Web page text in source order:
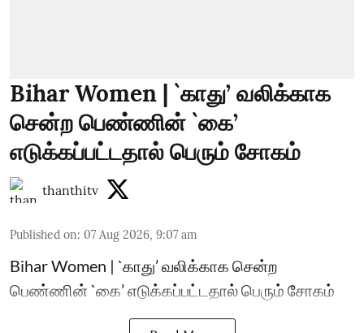
Bihar Women | `காது’ வலிக்காக
சென்ற பெண்ணின் `கை’
எடுக்கப்பட்டதால் பெரும் சோகம்
thanthitv
Published on: 07 Aug 2026, 9:07 am
Bihar Women | `காது’ வலிக்காக சென்ற
பெண்ணின் `கை’ எடுக்கப்பட்டதால் பெரும் சோகம்